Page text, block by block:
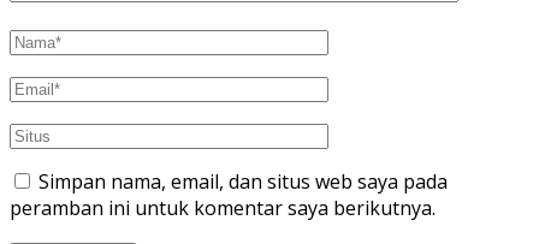
Simpan nama, email, dan situs web saya pada
peramban ini untuk komentar saya berikutnya.